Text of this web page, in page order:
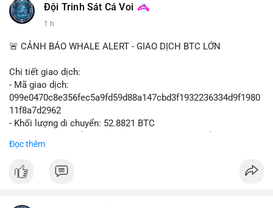
Đội Trinh Sát Cá Voi
1 h
🚨 CẢNH BÁO WHALE ALERT - GIAO DỊCH BTC LỚN
Chi tiết giao dịch:
- Mã giao dịch:
099e0470c8e356fec5a9fd59d88a147cbd3f1932236334d9f1980
11f8a7d2962
- Khối lượng di chuyển: 52.8821 BTC
USD)
Đọc thêm